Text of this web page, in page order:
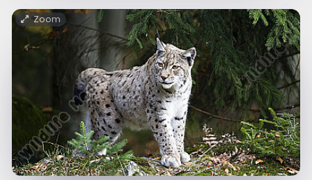
Zoom